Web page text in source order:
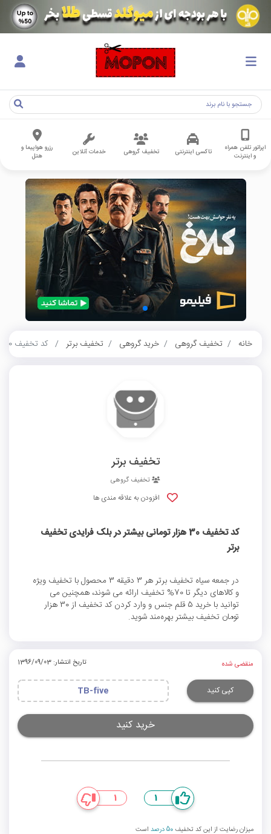
اپراتور تلفن همراه
و اینترنت
تاکسی اینترنتی تخفیف گروهی خدمات آنلاین
رزرو هواپیما و
هتل
خانه تخفیف گروهی خرید گروهی تخفیف برتر کد تخفیف 30 هزار تومانی بیشتر در بلک فرایدی تخفیف برتر
تخفیف برتر
تخفیف گروهی
افزودن به علاقه مندی ها
کد تخفیف 30 هزار تومانی بیشتر در بلک فرایدی تخفیف
برتر
در جمعه سیاه تخفیف برتر هر 3 دقیقه 3 محصول با تخفیف ویژه
و کالاهای دیگر تا 70% تخفیف ارائه می شوند، همچنین می
توانید با خرید 5 قلم جنس و وارد کردن کد تخفیف از 30 هزار
تومان تخفیف بیشتر بهره‌مند شوید.
منقضی شده تاریخ انتشار: 1396/09/03
کپی کنید TB-five
خرید کنید
1
1
میزان رضایت از این کد تخفیف 50 درصد است